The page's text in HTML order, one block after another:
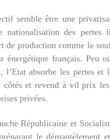
semble être une
nationalisation des pertes
de production comme le
énergétique français. Peu
l’Etat absorbe les pertes et
côtés et revend à vil prix
privées.
Républicaine et
le démantèlement